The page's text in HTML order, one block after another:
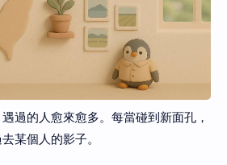
過的人愈來愈多。每當碰到新面孔，
某個人的影子。